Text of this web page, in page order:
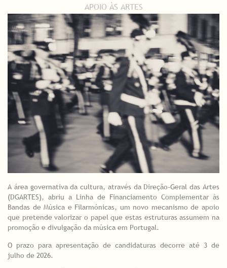
APOIO ÀS ARTES
A área governativa da cultura, através da Direção-Geral das Artes
(DGARTES), abriu a Linha de Financiamento Complementar às
Bandas de Música e Filarmónicas, um novo mecanismo de apoio
que pretende valorizar o papel que estas estruturas assumem na
promoção e divulgação da música em Portugal.
O prazo para apresentação de candidaturas decorre até 3 de
julho de 2026.